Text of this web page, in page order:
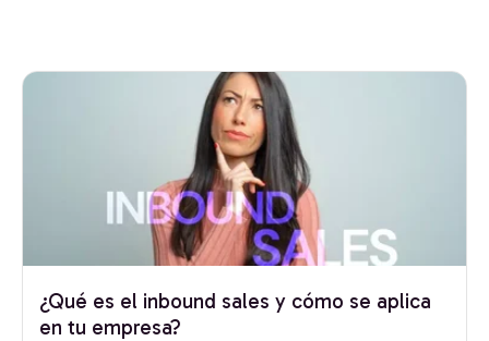
¿Qué es el inbound sales y cómo se aplica
en tu empresa?